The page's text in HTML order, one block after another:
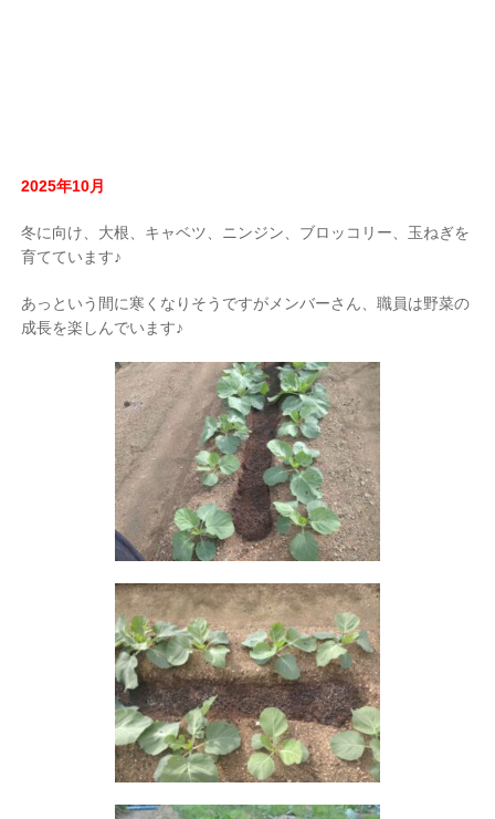
2025年10月
冬に向け、大根、キャベツ、ニンジン、ブロッコリー、玉ねぎを
育てています♪
あっという間に寒くなりそうですがメンバーさん、職員は野菜の
成長を楽しんでいます♪